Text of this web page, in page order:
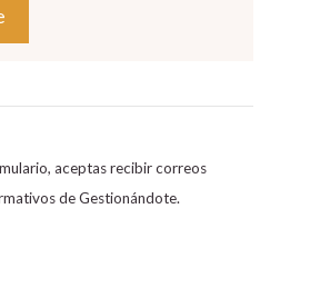
aceptas recibir correos
de Gestionándote.